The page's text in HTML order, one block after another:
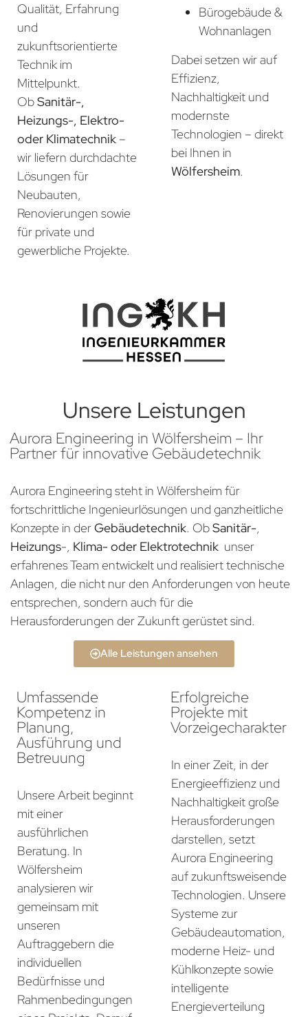
Qualität, Erfahrung
und
zukunftsorientierte
Technik im
Mittelpunkt.
ObSanitär-,
Heizungs-, Elektro-
oder Klimatechnik –
wir liefern durchdachte
Lösungen für
Neubauten,
Renovierungen sowie
für private und
gewerbliche Projekte.
Bürogebäude &
Wohnanlagen
Dabei setzen wir auf
Effizienz,
Nachhaltigkeit und
modernste
Technologien – direkt
bei Ihnen in
Wölfersheim.
Unsere Leistungen
Aurora Engineering in Wölfersheim – Ihr
Partner für innovative Gebäudetechnik
Aurora Engineering steht in Wölfersheim für
fortschrittliche Ingenieurlösungen und ganzheitliche
Konzepte in derGebäudetechnik. ObSanitär-,
Heizungs-, Klima- oder Elektrotechnik unser
erfahrenes Team entwickelt und realisiert technische
Anlagen, die nicht nur den Anforderungen von heute
entsprechen, sondern auch für die
Herausforderungen der Zukunft gerüstet sind.
Alle Leistungen ansehen
Umfassende
Kompetenz in
Planung,
Ausführung und
Betreuung
Unsere Arbeit beginnt
mit einer
ausführlichen
Beratung. In
Wölfersheim
analysieren wir
gemeinsam mit
unseren
Auftraggebern die
individuellen
Bedürfnisse und
Rahmenbedingungen
Erfolgreiche
Projekte mit
Vorzeigecharakter
In einer Zeit, in der
Energieeffizienz und
Nachhaltigkeit große
Herausforderungen
darstellen, setzt
Aurora Engineering
auf zukunftsweisende
Technologien. Unsere
Systeme zur
Gebäudeautomation,
moderne Heiz- und
Kühlkonzepte sowie
intelligente
Energieverteilung